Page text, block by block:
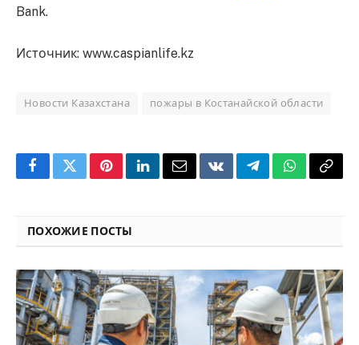
Bank.
Источник: www.caspianlife.kz
Новости Казахстана пожары в Костанайской области
FacebookTwitterPinterestLinkedInEmailVKontakteTelegramWhatsApp
Copy
ПОХОЖИЕ ПОСТЫ